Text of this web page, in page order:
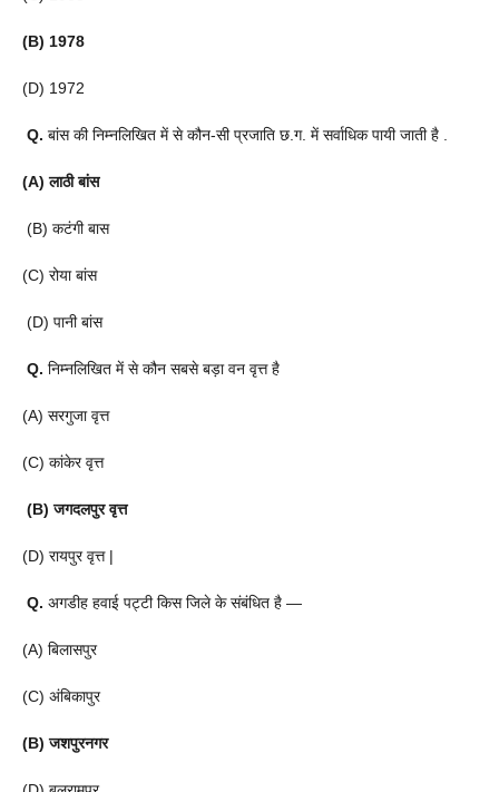
(B) 1978
(D) 1972
Q. बांस की निम्नलिखित में से कौन-सी प्रजाति छ.ग. में सर्वाधिक पायी जाती है .
(A) लाठी बांस
(B) कटंगी बास
(C) रोया बांस
(D) पानी बांस
Q. निम्नलिखित में से कौन सबसे बड़ा वन वृत्त है
(A) सरगुजा वृत्त
(C) कांकेर वृत्त
(B) जगदलपुर वृत्त
(D) रायपुर वृत्त |
Q. अगडीह हवाई पट्टी किस जिले के संबंधित है —
(A) बिलासपुर
(C) अंबिकापुर
(B) जशपुरनगर